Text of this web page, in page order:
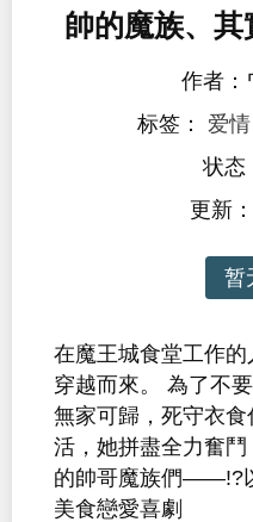
帥的魔族、
作者：
标签： 爱情
状态
更新：
暂
在魔王城食堂工作的
穿越而來。 為了不
無家可歸，死守衣
活，她拼盡全力奮
的帥哥魔族們——!?
美食戀愛喜劇